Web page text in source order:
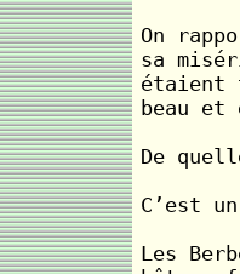
On
sa
étaient
beau
De
C’est
Les